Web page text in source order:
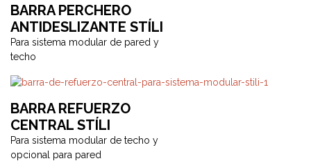
BARRA PERCHERO
ANTIDESLIZANTE STÍLI
Para sistema modular de pared y
techo
BARRA REFUERZO
CENTRAL STÍLI
Para sistema modular de techo y
opcional para pared